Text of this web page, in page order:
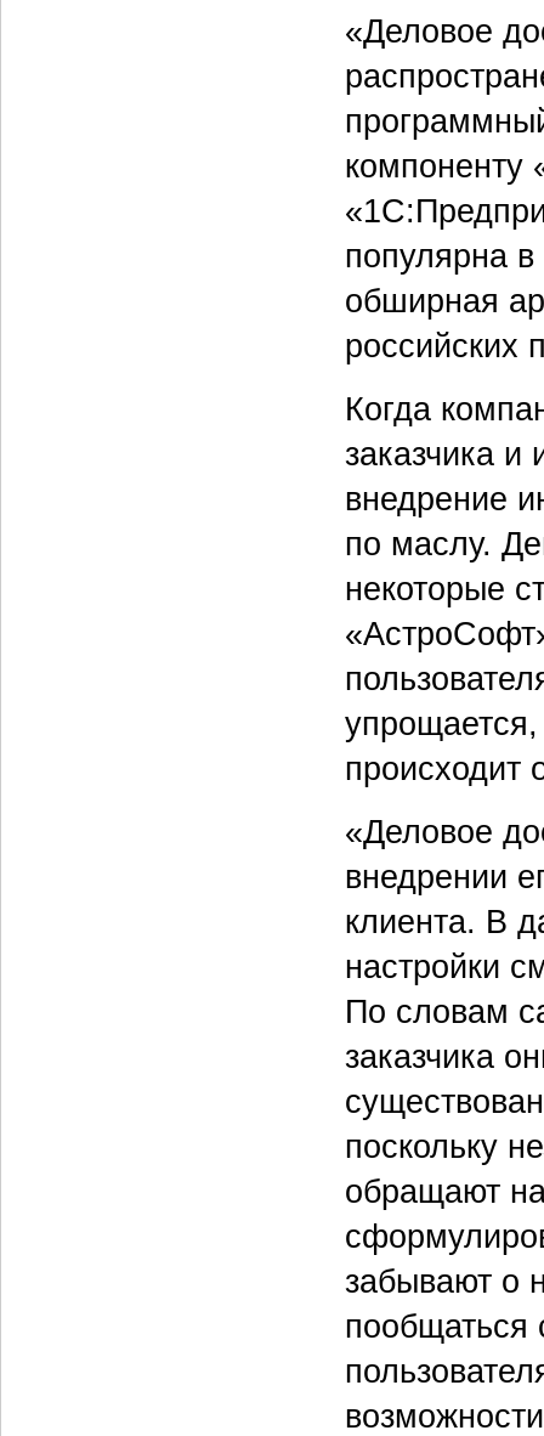
«Деловое
компоненту
популярна
обширная
российских
Когда
заказчика и
внедрение
по маслу.
некоторые
происходит
«Деловое
внедрении
клиента. В
настройки
По словам
заказчика
поскольку
обращают
забывают о
пообщаться